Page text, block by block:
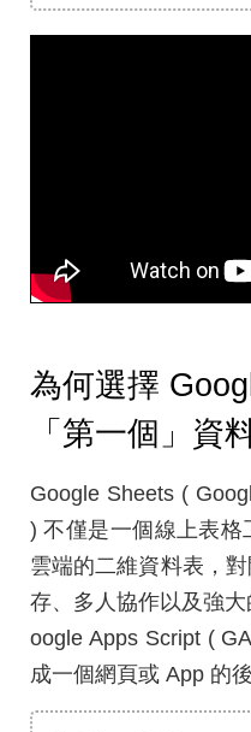
為何選擇
「第一個」資
Google Sheets (
) 不僅是一個線上表
雲端的二維資料表，
存、多人協作以及強
oogle Apps Script (
成一個網頁或 App 的